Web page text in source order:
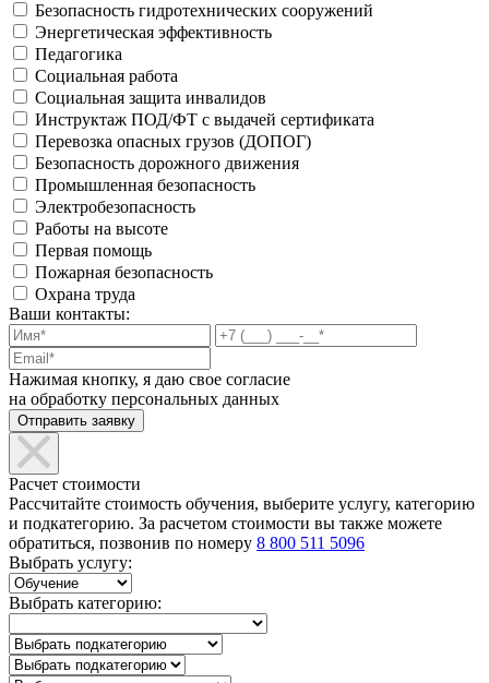
Безопасность гидротехнических сооружений
Энергетическая эффективность
Педагогика
Социальная работа
Социальная защита инвалидов
Инструктаж ПОД/ФТ с выдачей сертификата
Перевозка опасных грузов (ДОПОГ)
Безопасность дорожного движения
Промышленная безопасность
Электробезопасность
Работы на высоте
Первая помощь
Пожарная безопасность
Охрана труда
Ваши контакты:
Нажимая кнопку, я даю свое согласие
на обработку персональных данных
Расчет стоимости
Рассчитайте стоимость обучения, выберите услугу, категорию
и подкатегорию. За расчетом стоимости вы также можете
обратиться, позвонив по номеру 8 800 511 5096
Выбрать услугу:
Выбрать категорию: